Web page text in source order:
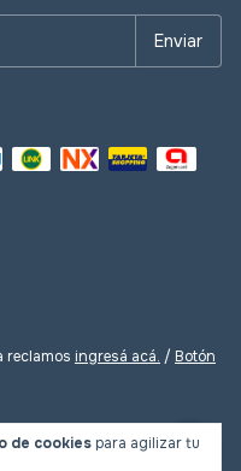
de cookies para agilizar tu
reclamos ingresá acá. / Botón
reservados.